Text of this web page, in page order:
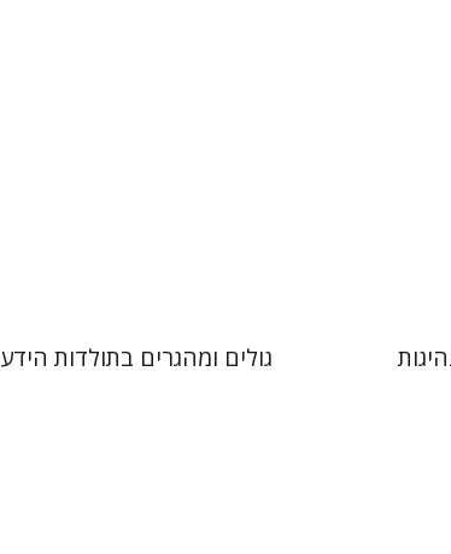
גולים ומהגרים בתולדות הידע